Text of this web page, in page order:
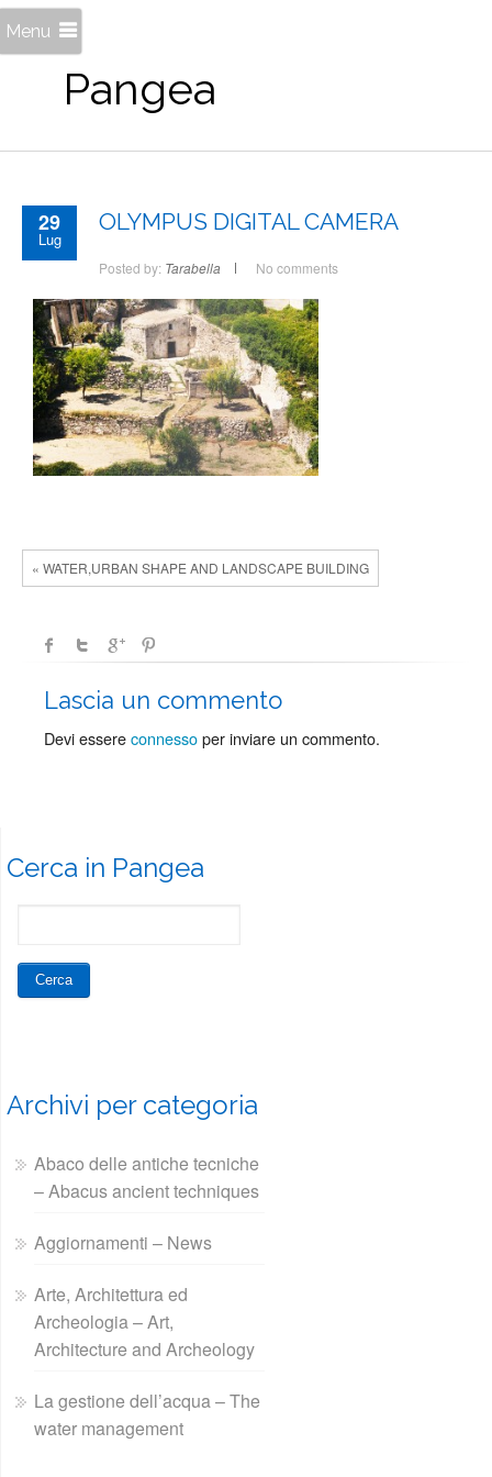
Pangea
Menu
29
Lug
OLYMPUS DIGITAL CAMERA
Posted by: Tarabella No comments
« WATER,URBAN SHAPE AND LANDSCAPE BUILDING
Lascia un commento
Devi essereconnessoper inviare un commento.
Cerca in Pangea
Archivi per categoria
Abaco delle antiche tecniche
– Abacus ancient techniques
Aggiornamenti – News
Arte, Architettura ed
Archeologia – Art,
Architecture and Archeology
La gestione dell’acqua – The
water management